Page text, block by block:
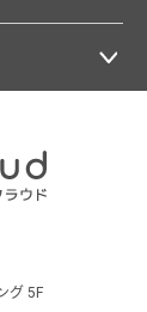
グ 5F